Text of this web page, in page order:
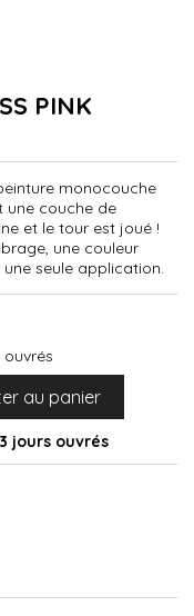
PINK
monocouche
une couche de
et le tour est joué !
une couleur
seule application.
au panier
jours ouvrés